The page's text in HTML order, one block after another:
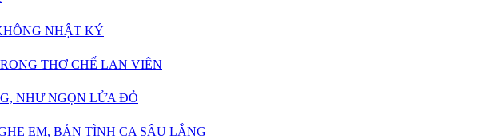
NHẬT KÝ
THƠ CHẾ LAN VIÊN
NHƯ NGỌN LỬA ĐỎ
EM, BẢN TÌNH CA SÂU LẮNG